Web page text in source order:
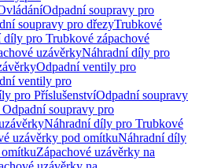
Odpadní soupravy pro
soupravy pro dřezyTrubkové
díly pro Trubkové zápachové
uzávěrkyNáhradní díly pro
Odpadní ventily pro
ventily pro
pro PříslušenstvíOdpadní soupravy
soupravy pro
Náhradní díly pro Trubkové
uzávěrky pod omítkuNáhradní díly
Zápachové uzávěrky na